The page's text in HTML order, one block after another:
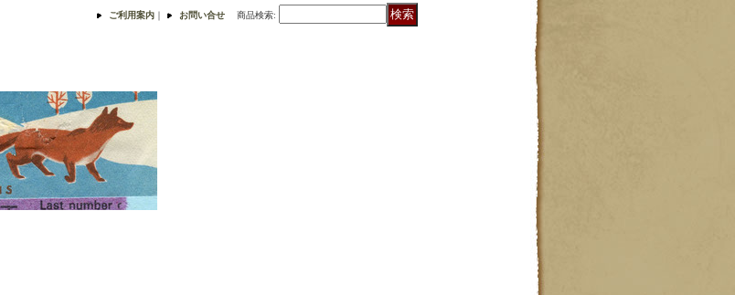
ご利用案内 ｜ お問い合せ 商品検索: